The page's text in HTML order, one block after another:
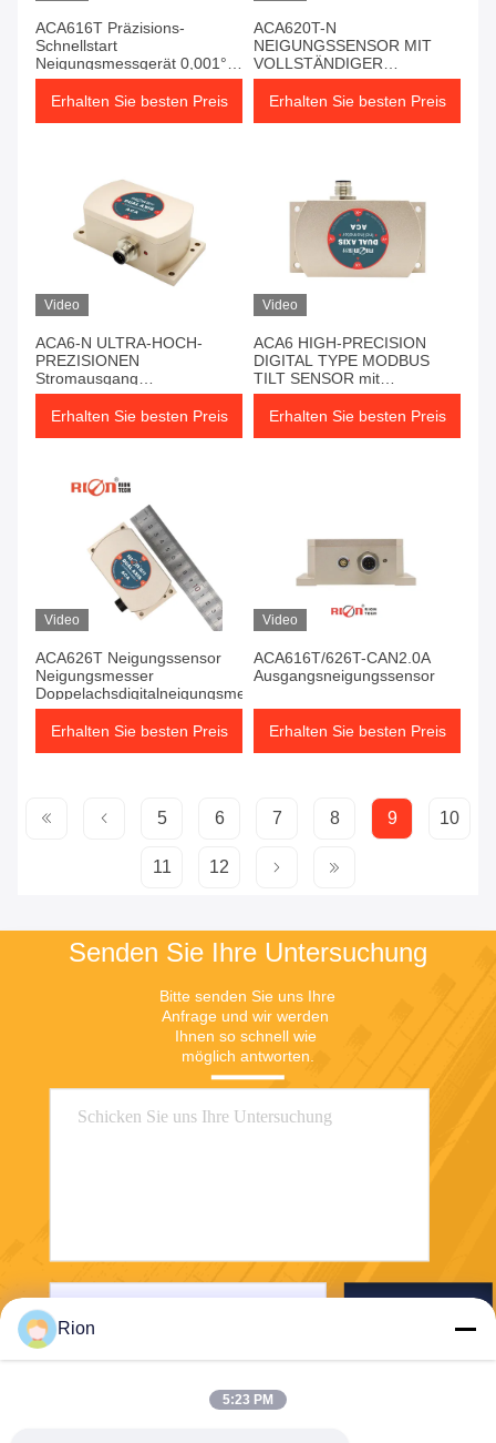
ACA616T Präzisions-
Schnellstart
Neigungsmessgerät 0,001°
Auflösung Neigungsmesser
Erhalten Sie besten Preis
ACA620T-N
NEIGUNGSSENSOR MIT
VOLLSTÄNDIGER
TEMPERATURKOMPENSATION
UND
Erhalten Sie besten Preis
Video
ACA6-N ULTRA-HOCH-
PREZISIONEN
Stromausgang
Neigungssensor industrielle
Neigung Überwachung
Erhalten Sie besten Preis
Video
ACA6 HIGH-PRECISION
DIGITAL TYPE MODBUS
TILT SENSOR mit
vollständiger
Temporenkompensation
Erhalten Sie besten Preis
Video
ACA626T Neigungssensor
Neigungsmesser
Doppelachsdigitalneigungsmesser
Erhalten Sie besten Preis
Video
ACA616T/626T-CAN2.0A
Ausgangsneigungssensor
Erhalten Sie besten Preis
5 6 7 8 9 10
11 12
Senden Sie Ihre Untersuchung
Bitte senden Sie uns Ihre
Anfrage und wir werden
Ihnen so schnell wie
möglich antworten.
Rion
5:23 PM